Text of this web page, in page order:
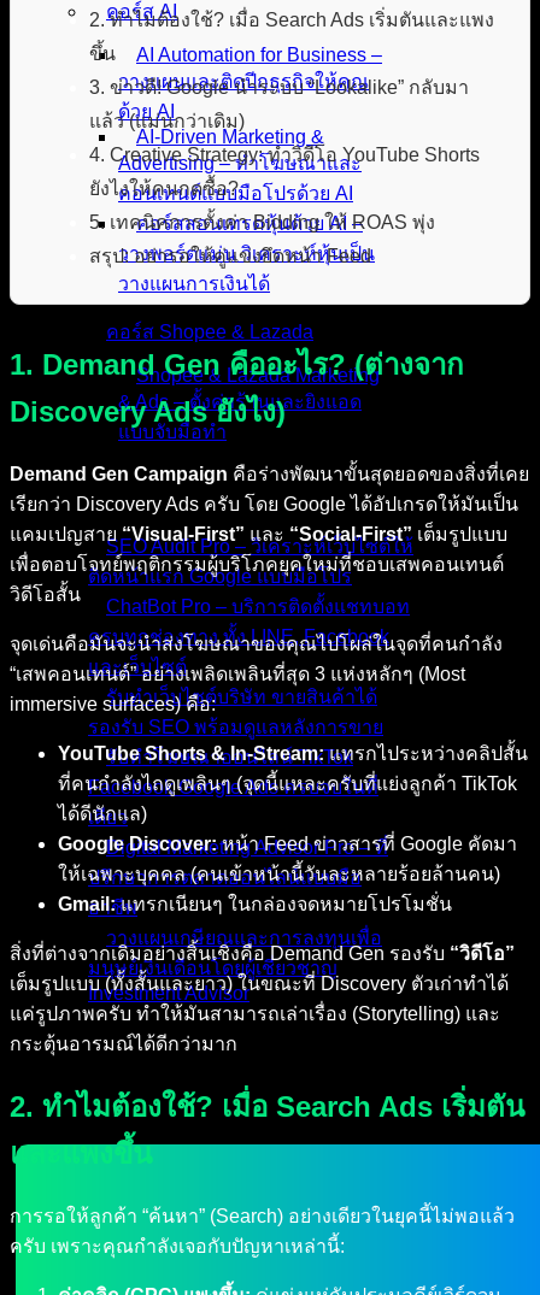
คอร์ส AI
AI Automation for Business –
วางแผนและติดปีกธุรกิจให้คุณ
ด้วย AI
AI-Driven Marketing &
Advertising – ทำโฆษณาและ
คอนเทนต์แบบมือโปรด้วย AI
คอร์สสอนเทรดหุ้นด้วย AI –
วางพอร์ตแม่น วิเคราะห์หุ้นเป็น
วางแผนการเงินได้
คอร์ส Shopee & Lazada
Shopee & Lazada Marketing
& Ads – ตั้งค่าร้านและยิงแอด
แบบจับมือทำ
บริการของเรา
SEO Audit Pro – วิเคราะห์เว็บไซต์ให้
ติดหน้าแรก Google แบบมือโปร
ChatBot Pro – บริการติดตั้งแชทบอท
ครบทุกช่องทาง ทั้ง LINE, Facebook
และเว็บไซต์
รับทำเว็บไซต์บริษัท ขายสินค้าได้
รองรับ SEO พร้อมดูแลหลังการขาย
รับทำโฆษณาออนไลน์ TikTok
Facebook Google Ads ครบจบในที่
เดียว
Digital Marketing Advisor Pro – ที่
ปรึกษาการตลาดออนไลน์แบบมือ
อาชีพ
วางแผนเกษียณและการลงทุนเพื่อ
มนุษย์เงินเดือนโดยผู้เชี่ยวชาญ
Investment Advisor
ผลงานที่ผ่านมา
ติดต่อผม
2. ทำไมต้องใช้? เมื่อ Search Ads เริ่มตันและแพง
ขึ้น
3. ข่าวดี! Google นำระบบ “Lookalike” กลับมา
แล้ว (แม่นกว่าเดิม)
4. Creative Strategy: ทำวิดีโอ YouTube Shorts
ยังไงให้คนกดซื้อ?
5. เทคนิคการตั้งค่า Bidding ให้ ROAS พุ่ง
สรุป: อย่ารอให้คู่แข่งยึดหน้า Feed
1. Demand Gen คืออะไร? (ต่างจาก
Discovery Ads ยังไง)
Demand Gen Campaign คือร่างพัฒนาขั้นสุดยอดของสิ่งที่เคย
เรียกว่า Discovery Ads ครับ โดย Google ได้อัปเกรดให้มันเป็น
แคมเปญสาย“Visual-First” และ “Social-First”เต็มรูปแบบ
เพื่อตอบโจทย์พฤติกรรมผู้บริโภคยุคใหม่ที่ชอบเสพคอนเทนต์
วิดีโอสั้น
จุดเด่นคือมันจะนำส่งโฆษณาของคุณไปโผล่ในจุดที่คนกำลัง
“เสพคอนเทนต์” อย่างเพลิดเพลินที่สุด 3 แห่งหลักๆ (Most
immersive surfaces) คือ:
YouTube Shorts & In-Stream:แทรกไประหว่างคลิปสั้น
ที่คนกำลังไถดูเพลินๆ (จุดนี้แหละครับที่แย่งลูกค้า TikTok
ได้ดีนักแล)
Google Discover:หน้า Feed ข่าวสารที่ Google คัดมา
ให้เฉพาะบุคคล (คนเข้าหน้านี้วันละหลายร้อยล้านคน)
Gmail:แทรกเนียนๆ ในกล่องจดหมายโปรโมชั่น
สิ่งที่ต่างจากเดิมอย่างสิ้นเชิงคือ Demand Gen รองรับ “วิดีโอ”
เต็มรูปแบบ (ทั้งสั้นและยาว) ในขณะที่ Discovery ตัวเก่าทำได้
แค่รูปภาพครับ ทำให้มันสามารถเล่าเรื่อง (Storytelling) และ
กระตุ้นอารมณ์ได้ดีกว่ามาก
2. ทำไมต้องใช้? เมื่อ Search Ads เริ่มตัน
และแพงขึ้น
การรอให้ลูกค้า “ค้นหา” (Search) อย่างเดียวในยุคนี้ไม่พอแล้ว
ครับ เพราะคุณกำลังเจอกับปัญหาเหล่านี้: